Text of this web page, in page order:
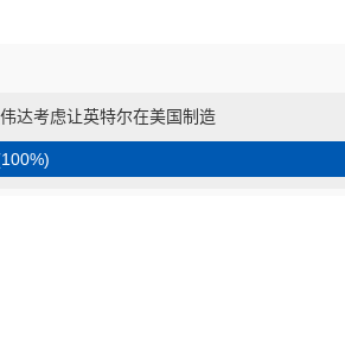
达考虑让英特尔在美国制造